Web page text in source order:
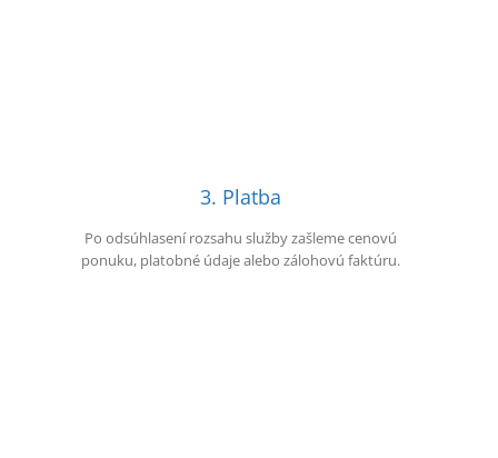
3. Platba
Po odsúhlasení rozsahu služby zašleme cenovú
ponuku, platobné údaje alebo zálohovú faktúru.